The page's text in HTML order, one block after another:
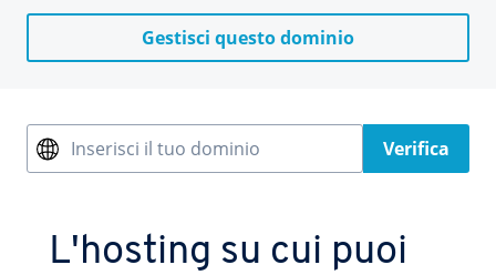
Gestisci questo dominio
Inserisci il tuo dominio Verifica
L'hosting su cui puoi